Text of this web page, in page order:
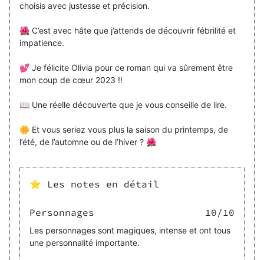
choisis avec justesse et précision.
🌺 C’est avec hâte que j’attends de découvrir fébrilité et
impatience.
💕 Je félicite Olivia pour ce roman qui va sûrement être
mon coup de cœur 2023 !!
📖 Une réelle découverte que je vous conseille de lire.
🌼 Et vous seriez vous plus la saison du printemps, de
l’été, de l’automne ou de l’hiver ? 🌺
⭐ Les notes en détail
Personnages 10/10
Les personnages sont magiques, intense et ont tous
une personnalité importante.